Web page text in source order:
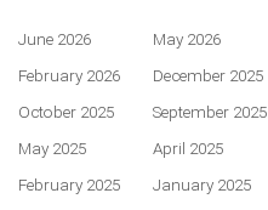
June 2026 May 2026
February 2026
December 2025
October 2025
September 2025
May 2025
April 2025
February 2025
January 2025